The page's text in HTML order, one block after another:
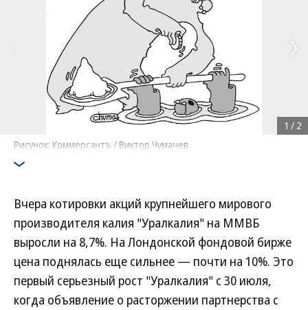
Рисунок: Коммерсантъ / Виктор Чумачев
1 / 2
Вчера котировки акций крупнейшего мирового
производителя калия "Уралкалия" на ММВБ
выросли на 8,7%. На Лондонской фондовой бирже
цена поднялась еще сильнее — почти на 10%. Это
первый серьезный рост "Уралкалия" с 30 июля,
когда объявление о расторжении партнерства с